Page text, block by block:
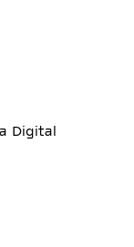
Digital